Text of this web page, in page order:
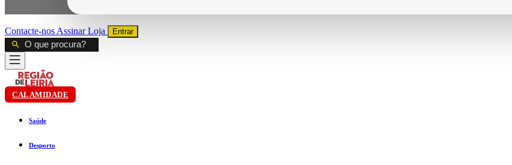
Contacte-nos AssinarLoja Entrar
CALAMIDADE
Saúde
Desporto